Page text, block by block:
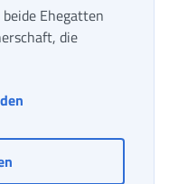
Ehegatten
die
Hochzeitszulage